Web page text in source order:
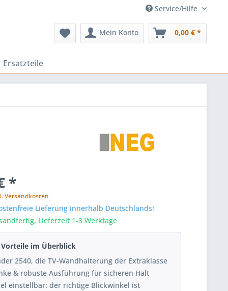
Service/Hilfe
Mein Konto 0,00 € *
Ersatzteile
*
Versandkosten
Lieferung innerhalb Deutschlands!
Lieferzeit 1-3 Werktage
im Überblick
2540, die TV-Wandhalterung der Extraklasse
& robuste Ausführung für sicheren Halt
einstellbar: der richtige Blickwinkel ist